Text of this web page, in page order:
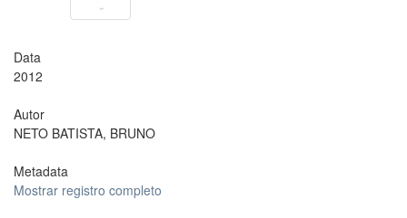
Data
2012
Autor
NETO BATISTA, BRUNO
Metadata
Mostrar registro completo